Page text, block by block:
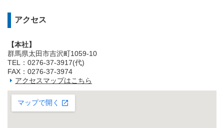
アクセス
【本社】
群馬県太田市吉沢町1059-10
TEL：0276-37-3917(代)
FAX：0276-37-3974
アクセスマップはこちら